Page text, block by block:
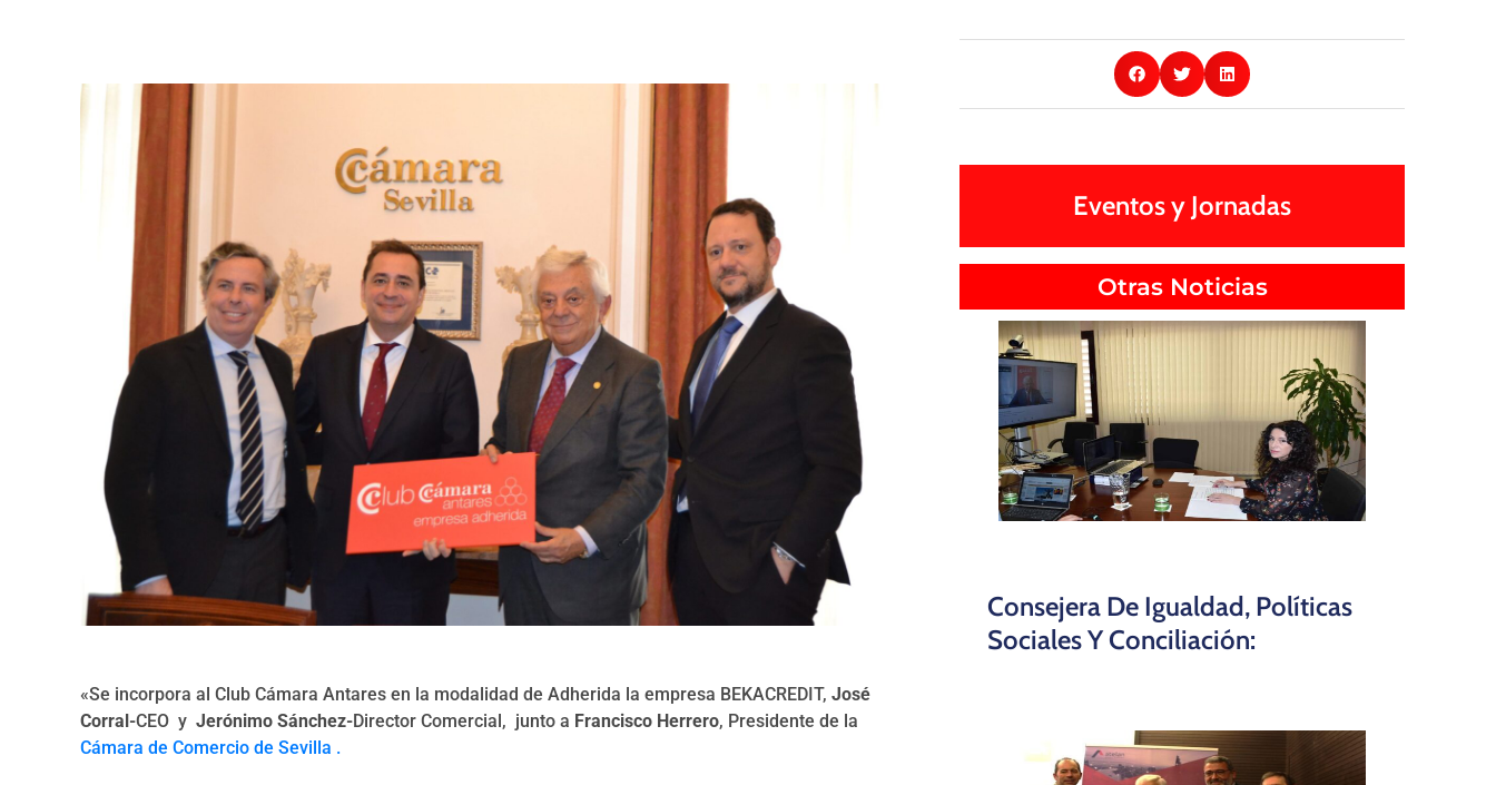
«Se incorpora al Club Cámara Antares en la modalidad de Adherida la empresa BEKACREDIT, José
Corral-CEO y Jerónimo Sánchez-Director Comercial, junto a Francisco Herrero, Presidente de la
Cámara de Comercio de Sevilla .
Eventos y Jornadas
Otras Noticias
Consejera De Igualdad, Políticas
Sociales Y Conciliación: